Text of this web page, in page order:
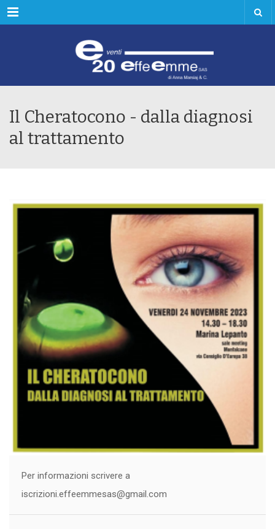
Menu
Il Cheratocono - dalla diagnosi
al trattamento
Per informazioni scrivere a
iscrizioni.effeemmesas@gmail.com